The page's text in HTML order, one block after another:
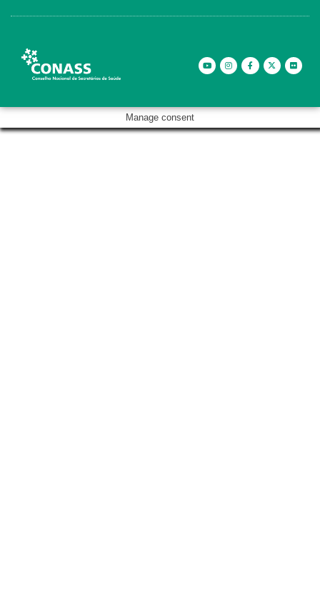
Manage consent